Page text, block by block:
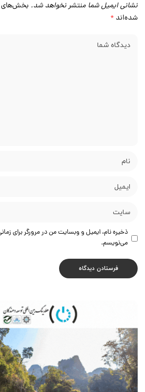
نشانی ایمیل شما منتشر نخواهد شد. بخش‌های
شده‌اند *
ذخیره نام، ایمیل و وبسایت من در مرورگر برای
می‌نویسم.